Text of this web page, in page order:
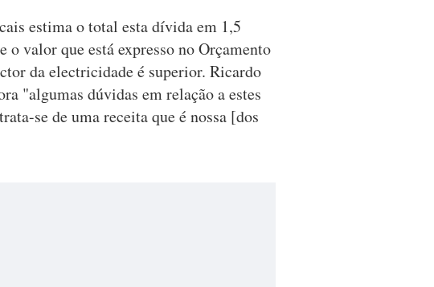
estima o total esta dívida em 1,5
valor que está expresso no Orçamento
da electricidade é superior. Ricardo
"algumas dúvidas em relação a estes
se de uma receita que é nossa [dos